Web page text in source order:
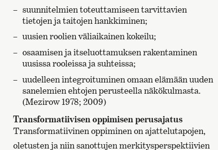
suunnitelmien toteuttamiseen tarvittavien
tietojen ja taitojen hankkiminen;
uusien roolien väliaikainen kokeilu;
osaamisen ja itseluottamuksen rakentaminen
uusissa rooleissa ja suhteissa;
uudelleen integroituminen omaan elämään uuden
sanelemien ehtojen perusteella näkökulmasta.
(Mezirow 1978; 2009)
Transformatiivisen oppimisen perusajatus
Transformatiivinen oppiminen on ajattelutapojen,
oletusten ja niin sanottujen merkitysperspektiivien